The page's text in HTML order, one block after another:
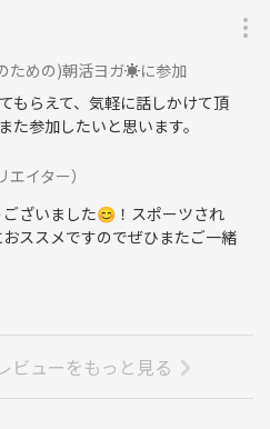
ための)朝活ヨガ☀️に参加
もらえて、気軽に話しかけて頂
た参加したいと思います。
エイター）
ざいました😊！スポーツされ
ススメですのでぜひまたご一緒
ビューをもっと見る